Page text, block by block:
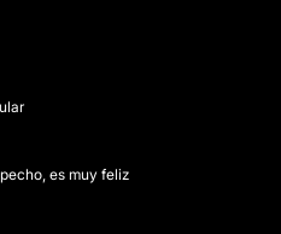
es muy feliz